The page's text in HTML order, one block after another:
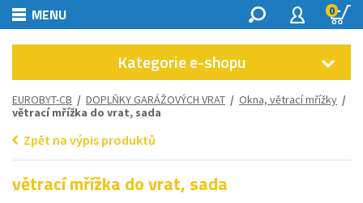
MENU 0
Kategorie e-shopu
EUROBYT-CB / DOPLŇKY GARÁŽOVÝCH VRAT / Okna, větrací mřížky /
větrací mřížka do vrat, sada
Zpět na výpis produktů
větrací mřížka do vrat, sada